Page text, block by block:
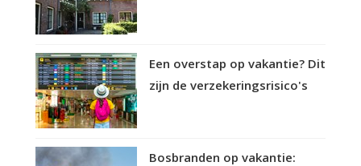
Een overstap op vakantie? Dit
zijn de verzekeringsrisico's
Bosbranden op vakantie: